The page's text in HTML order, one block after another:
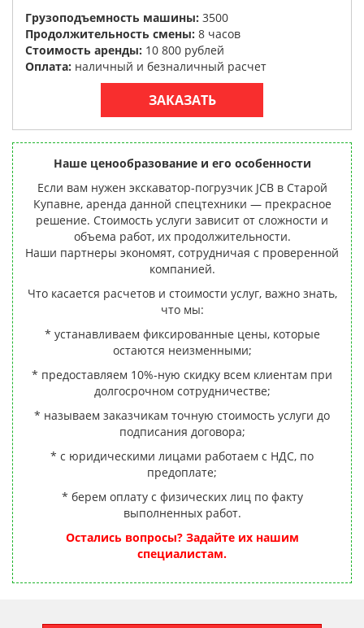
Грузоподъемность машины: 3500
Продолжительность смены: 8 часов
Стоимость аренды: 10 800 рублей
Оплата: наличный и безналичный расчет
ЗАКАЗАТЬ
Наше ценообразование и его особенности
Если вам нужен экскаватор-погрузчик JCB в Старой
Купавне, аренда данной спецтехники — прекрасное
решение. Стоимость услуги зависит от сложности и
объема работ, их продолжительности.
Наши партнеры экономят, сотрудничая с проверенной
компанией.
Что касается расчетов и стоимости услуг, важно знать,
что мы:
* устанавливаем фиксированные цены, которые
остаются неизменными;
* предоставляем 10%-ную скидку всем клиентам при
долгосрочном сотрудничестве;
* называем заказчикам точную стоимость услуги до
подписания договора;
* с юридическими лицами работаем с НДС, по
предоплате;
* берем оплату с физических лиц по факту
выполненных работ.
Остались вопросы? Задайте их нашим
специалистам.